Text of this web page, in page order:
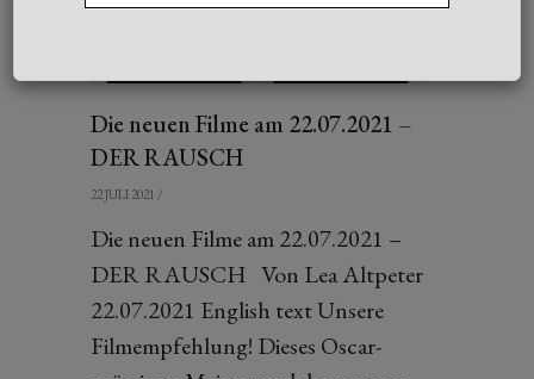
Die neuen Filme am 22.07.2021 –
DER RAUSCH
22 JULI 2021 /
Die neuen Filme am 22.07.2021 –
DER RAUSCH Von Lea Altpeter
22.07.2021 English text Unsere
Filmempfehlung! Dieses Oscar-